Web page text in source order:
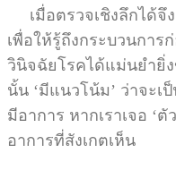
เมื่อตรวจเชิงลึกได้จึง
เพื่อให้รู้ถึงกระบวนการ
วินิจฉัยโรคได้แม่นยำยิ่ง
นั้น ‘มีแนวโน้ม’ ว่าจะเ
มีอาการ หากเราเจอ ‘ตั
อาการที่สังเกตเห็น